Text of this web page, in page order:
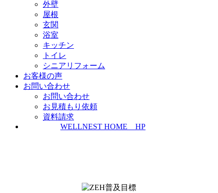
外壁
屋根
玄関
浴室
キッチン
トイレ
シニアリフォーム
お客様の声
お問い合わせ
お問い合わせ
お見積もり依頼
資料請求
WELLNEST HOME HP